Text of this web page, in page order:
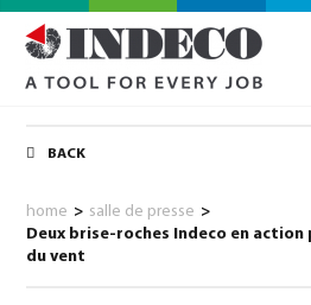
BACK
home > salle de presse >
Deux brise-roches Indeco en
du vent